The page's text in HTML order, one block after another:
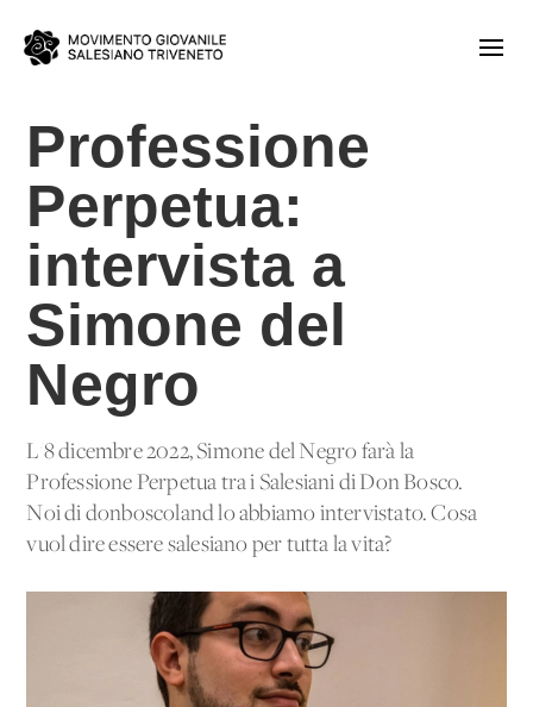
Professione
Perpetua:
intervista a
Simone del
Negro
L'8 dicembre 2022, Simone del Negro farà la
Professione Perpetua tra i Salesiani di Don Bosco.
Noi di donboscoland lo abbiamo intervistato. Cosa
vuol dire essere salesiano per tutta la vita?